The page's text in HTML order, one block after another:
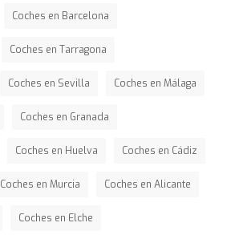
Coches en Barcelona
Coches en Tarragona
Coches en Sevilla Coches en Málaga
Coches en Granada
Coches en Huelva Coches en Cádiz
Coches en Murcia Coches en Alicante
Coches en Elche